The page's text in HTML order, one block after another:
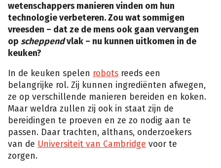
wetenschappers manieren vinden om hun
technologie verbeteren. Zou wat sommigen
vreesden – dat ze de mens ook gaan vervangen
op scheppendvlak – nu kunnen uitkomen in de
keuken?
In de keuken spelen robots reeds een
belangrijke rol. Zij kunnen ingrediënten afwegen,
ze op verschillende manieren bereiden en koken.
Maar weldra zullen zij ook in staat zijn de
bereidingen te proeven en ze zo nodig aan te
passen. Daar trachten, althans, onderzoekers
van de Universiteit van Cambridge voor te
zorgen.